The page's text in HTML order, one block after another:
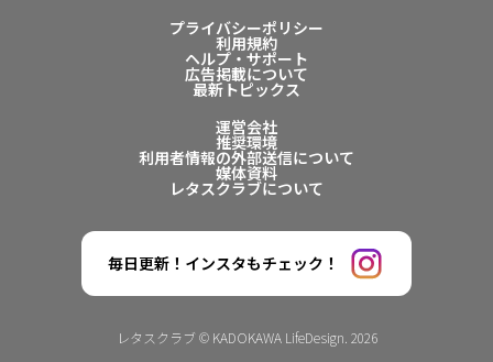
プライバシーポリシー
利用規約
ヘルプ・サポート
広告掲載について
最新トピックス
運営会社
推奨環境
利用者情報の外部送信について
媒体資料
レタスクラブについて
毎日更新！インスタもチェック！
レタスクラブ © KADOKAWA LifeDesign. 2026